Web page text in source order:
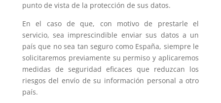
punto de vista de la protección de sus datos.
En el caso de que, con motivo de prestarle el
servicio, sea imprescindible enviar sus datos a un
país que no sea tan seguro como España, siempre le
solicitaremos previamente su permiso y aplicaremos
medidas de seguridad eficaces que reduzcan los
riesgos del envío de su información personal a otro
país.